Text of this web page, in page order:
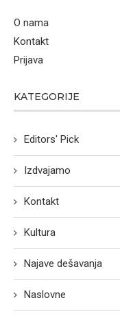
O nama
Kontakt
Prijava
KATEGORIJE
Editors' Pick
Izdvajamo
Kontakt
Kultura
Najave dešavanja
Naslovne